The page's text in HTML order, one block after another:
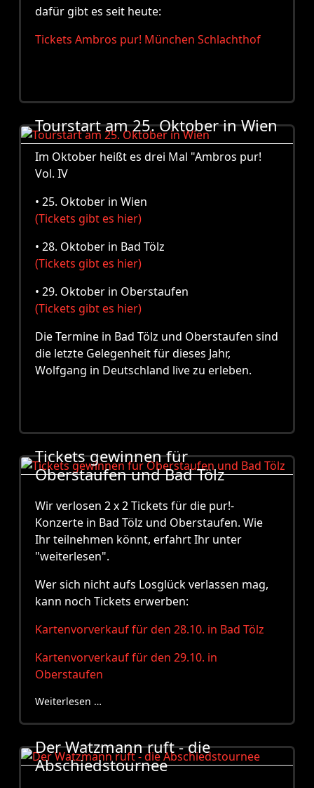
dafür gibt es seit heute:
Tickets Ambros pur! München Schlachthof
Tourstart am 25. Oktober in Wien
Im Oktober heißt es drei Mal "Ambros pur!
Vol. IV
• 25. Oktober in Wien
(Tickets gibt es hier)
• 28. Oktober in Bad Tölz
(Tickets gibt es hier)
• 29. Oktober in Oberstaufen
(Tickets gibt es hier)
Die Termine in Bad Tölz und Oberstaufen sind
die letzte Gelegenheit für dieses Jahr,
Wolfgang in Deutschland live zu erleben.
Tickets gewinnen für
Oberstaufen und Bad Tölz
Wir verlosen 2 x 2 Tickets für die pur!-
Konzerte in Bad Tölz und Oberstaufen. Wie
Ihr teilnehmen könnt, erfahrt Ihr unter
"weiterlesen".
Wer sich nicht aufs Losglück verlassen mag,
kann noch Tickets erwerben:
Kartenvorverkauf für den 28.10. in Bad Tölz
Kartenvorverkauf für den 29.10. in
Oberstaufen
Weiterlesen …
Der Watzmann ruft - die
Abschiedstournee